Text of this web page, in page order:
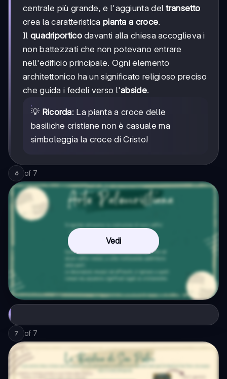
centrale più grande, e l'aggiunta deltransetto
crea la caratteristica pianta a croce.
Il quadriporticodavanti alla chiesa accoglieva i
non battezzati che non potevano entrare
nell'edificio principale. Ogni elemento
architettonico ha un significato religioso preciso
che guida i fedeli verso l'abside.
💡 Ricorda: La pianta a croce delle
basiliche cristiane non è casuale ma
simboleggia la croce di Cristo!
6 of 7
Vedi
7 of 7